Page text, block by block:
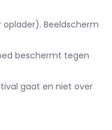
Beeldscherm
beschermt tegen
gaat en niet over